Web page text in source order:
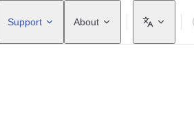
Support About